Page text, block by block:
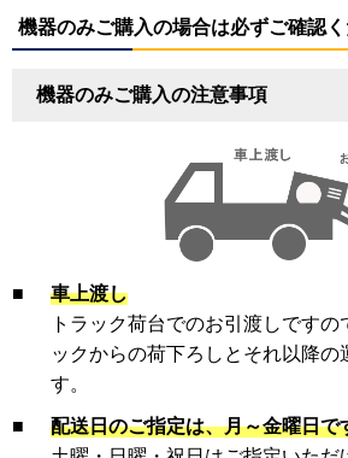
機器のみご購入の場合は必ずご確認
機器のみご購入の注意事項
■
車上渡し
トラック荷台でのお引渡しです
ックからの荷下ろしとそれ以降の
す。
■
配送日のご指定は、月～金曜日で